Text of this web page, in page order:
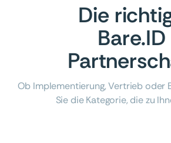
Die
Bare.ID
Ob Implementierung, Vertrieb oder
Sie die Kategorie, die zu